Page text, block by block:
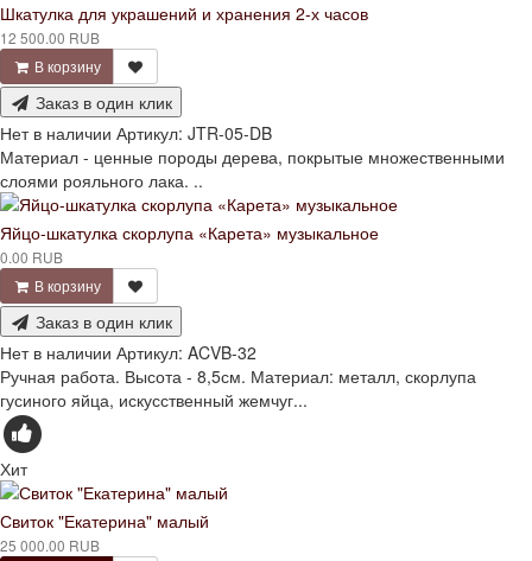
Шкатулка для украшений и хранения 2-х часов
12 500.00 RUB
В корзину
Заказ в один клик
Нет в наличии Артикул: JTR-05-DB
Материал - ценные породы дерева, покрытые множественными
слоями рояльного лака. ..
Яйцо-шкатулка скорлупа «Карета» музыкальное
0.00 RUB
В корзину
Заказ в один клик
Нет в наличии Артикул: ACVB-32
Ручная работа. Высота - 8,5см. Материал: металл, скорлупа
гусиного яйца, искусственный жемчуг...
Хит
Свиток "Екатерина" малый
25 000.00 RUB